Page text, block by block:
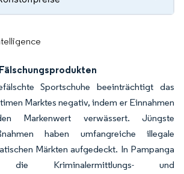
Sportschuhe beeinträchtigt das
Marktes negativ, indem er Einnahmen
Markenwert verwässert. Jüngste
haben umfangreiche illegale
Märkten aufgedeckt. In Pampanga
die Kriminalermittlungs- und